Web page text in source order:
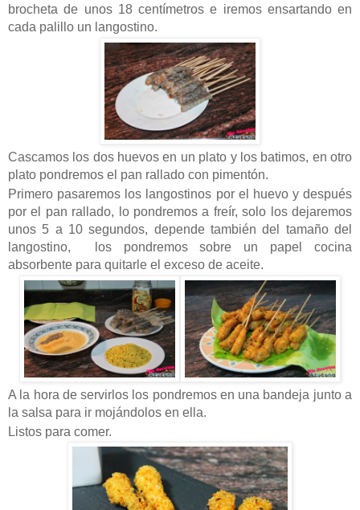
brocheta de unos 18 centímetros e iremos ensartando en
cada palillo un langostino.
Cascamos los dos huevos en un plato y los batimos, en otro
plato pondremos el pan rallado con pimentón.
Primero pasaremos los langostinos por el huevo y después
por el pan rallado, lo pondremos a freír, solo los dejaremos
unos 5 a 10 segundos, depende también del tamaño del
langostino, los pondremos sobre un papel cocina
absorbente para quitarle el exceso de aceite.
A la hora de servirlos los pondremos en una bandeja junto a
la salsa para ir mojándolos en ella.
Listos para comer.